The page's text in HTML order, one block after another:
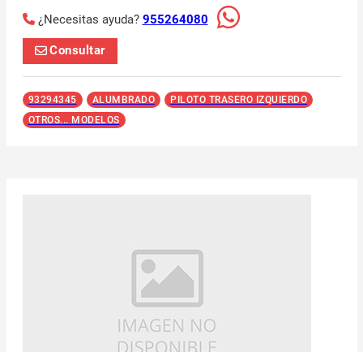
¿Necesitas ayuda? 955264080
Consultar
93294345 ALUMBRADO
PILOTO TRASERO IZQUIERDO
OTROS... MODELOS